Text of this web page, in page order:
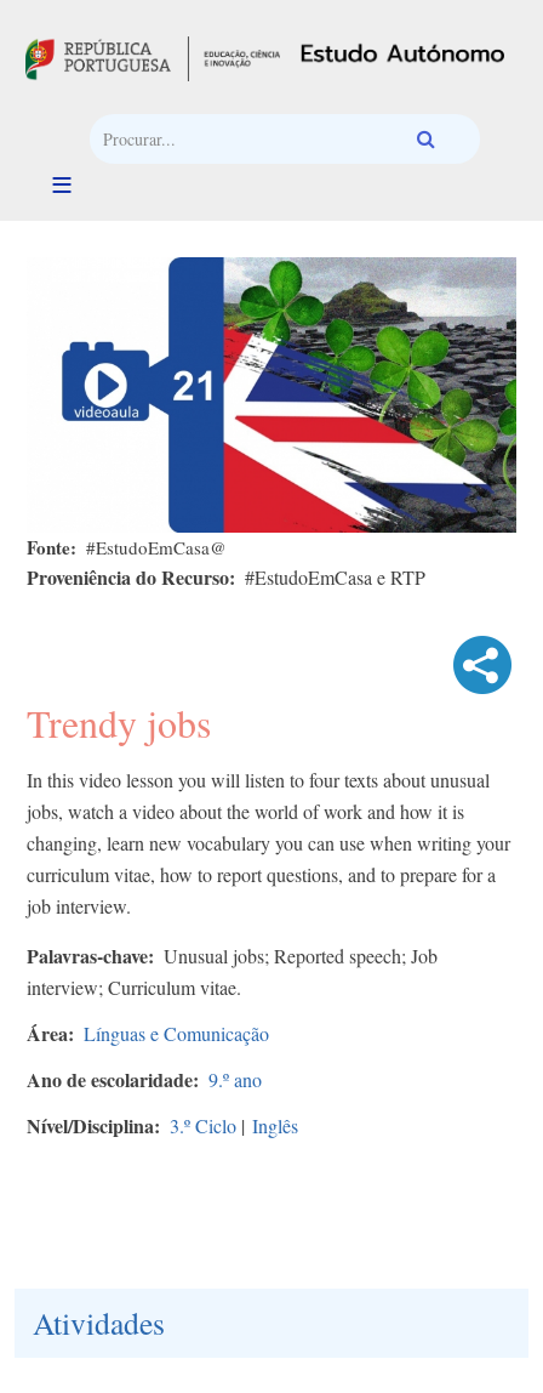
Fonte #EstudoEmCasa@
Proveniência do Recurso #EstudoEmCasa e RTP
Trendy jobs
In this video lesson you will listen to four texts about unusual
jobs, watch a video about the world of work and how it is
changing, learn new vocabulary you can use when writing your
curriculum vitae, how to report questions, and to prepare for a
job interview.
Palavras-chave
Unusual jobs; Reported speech; Job
interview; Curriculum vitae.
Área Línguas e Comunicação
Ano de escolaridade 9.º ano
Nível/Disciplina 3.º Ciclo | Inglês
Atividades